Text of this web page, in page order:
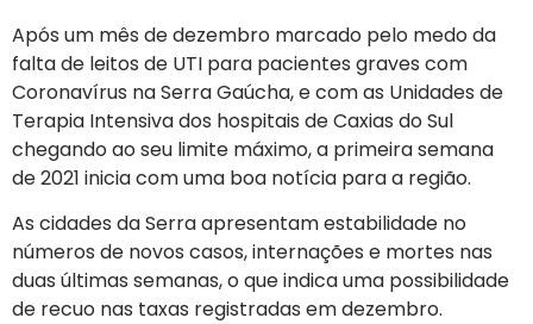
Após um mês de dezembro marcado pelo medo da
falta de leitos de UTI para pacientes graves com
Coronavírus na Serra Gaúcha, e com as Unidades de
Terapia Intensiva dos hospitais de Caxias do Sul
chegando ao seu limite máximo, a primeira semana
de 2021 inicia com uma boa notícia para a região.
As cidades da Serra apresentam estabilidade no
números de novos casos, internações e mortes nas
duas últimas semanas, o que indica uma possibilidade
de recuo nas taxas registradas em dezembro.